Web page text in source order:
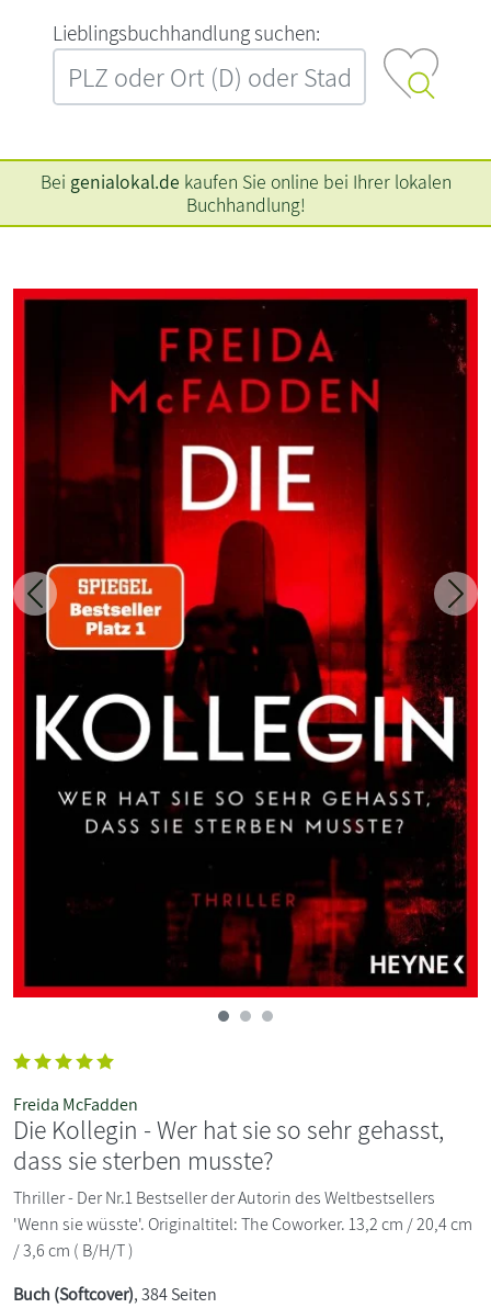
L‍i‍e‍b‍l‍i‍n‍g‍s‍b‍u‍c‍h‍h‍a‍n‍d‍l‍u‍n‍g‍ ‍s‍u‍c‍h‍e‍n‍:‍
Bei genialokal.de kaufen Sie online bei Ihrer lokalen
Buchhandlung!
Zurück
Freida McFadden
Die Kollegin - Wer hat sie so sehr gehasst,
dass sie sterben musste?
Thriller - Der Nr.1 Bestseller der Autorin des Weltbestsellers
'Wenn sie wüsste'. Originaltitel: The Coworker. 13,2 cm / 20,4 cm
/ 3,6 cm ( B/H/T )
Buch (Softcover), 384 Seiten